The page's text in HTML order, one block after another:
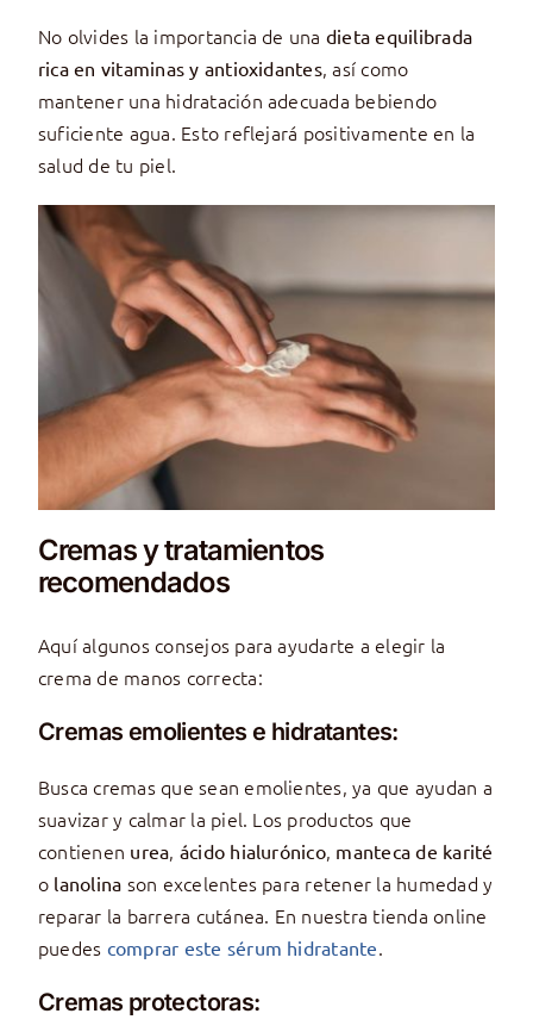
No olvides la importancia de una dieta equilibrada
rica en vitaminas y antioxidantes, así como
mantener una hidratación adecuada bebiendo
suficiente agua. Esto reflejará positivamente en la
salud de tu piel.
Cremas y tratamientos
recomendados
Aquí algunos consejos para ayudarte a elegir la
crema de manos correcta:
Cremas emolientes e hidratantes:
Busca cremas que sean emolientes, ya que ayudan a
suavizar y calmar la piel. Los productos que
contienen urea, ácido hialurónico, manteca de karité
o lanolina son excelentes para retener la humedad y
reparar la barrera cutánea. En nuestra tienda online
puedes comprar este sérum hidratante.
Cremas protectoras: